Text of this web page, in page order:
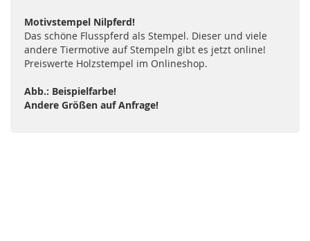
Motivstempel Nilpferd!
Das schöne Flusspferd als Stempel. Dieser und viele
andere Tiermotive auf Stempeln gibt es jetzt online!
Preiswerte Holzstempel im Onlineshop.
Abb.: Beispielfarbe!
Andere Größen auf Anfrage!